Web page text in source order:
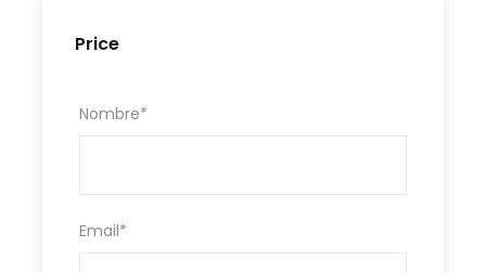
Price
Nombre*
Email*